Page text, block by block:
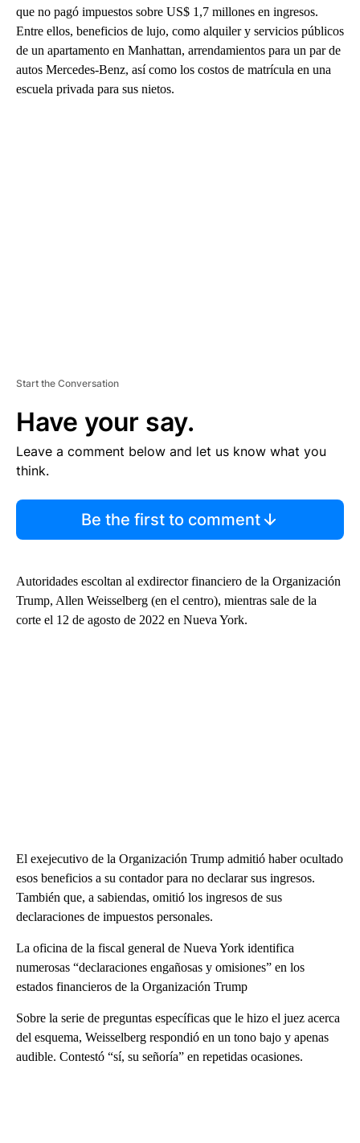
que no pagó impuestos sobre US$ 1,7 millones en ingresos.
Entre ellos, beneficios de lujo, como alquiler y servicios públicos
de un apartamento en Manhattan, arrendamientos para un par de
autos Mercedes-Benz, así como los costos de matrícula en una
escuela privada para sus nietos.
Start the Conversation
Have your say.
Leave a comment below and let us know what you
think.
Be the first to comment
Autoridades escoltan al exdirector financiero de la Organización
Trump, Allen Weisselberg (en el centro), mientras sale de la
corte el 12 de agosto de 2022 en Nueva York.
El exejecutivo de la Organización Trump admitió haber ocultado
esos beneficios a su contador para no declarar sus ingresos.
También que, a sabiendas, omitió los ingresos de sus
declaraciones de impuestos personales.
La oficina de la fiscal general de Nueva York identifica
numerosas “declaraciones engañosas y omisiones” en los
estados financieros de la Organización Trump
Sobre la serie de preguntas específicas que le hizo el juez acerca
del esquema, Weisselberg respondió en un tono bajo y apenas
audible. Contestó “sí, su señoría” en repetidas ocasiones.